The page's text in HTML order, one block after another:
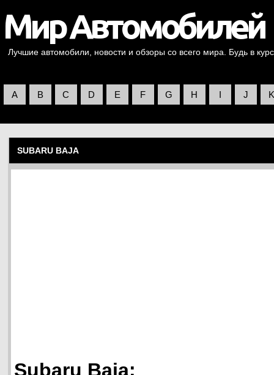
Лучшие автомобили, новости и обзоры со всего мира. Будь в
A B C D E F G H I J K
SUBARU BAJA
Subaru Baja: